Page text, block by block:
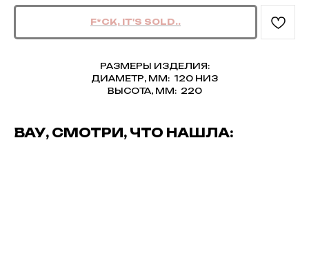
РАЗМЕРЫ ИЗДЕЛИЯ:
ДИАМЕТР, ММ: 120 НИЗ
ВЫСОТА, ММ: 220
ВАУ, СМОТРИ, ЧТО НАШЛА: